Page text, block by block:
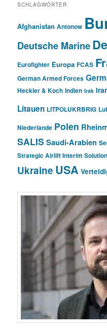
SCHLAGWÖRTER
Afghanistan Antonow
Deutsche Marine
Eurofighter Europa FCAS
German Armed Forces
Heckler & Koch Indien Irak
Litauen LITPOLUKRBRIG
Niederlande Polen
SALIS Saudi-Arabien
Strategic Airlift Interim Solution
Ukraine USA